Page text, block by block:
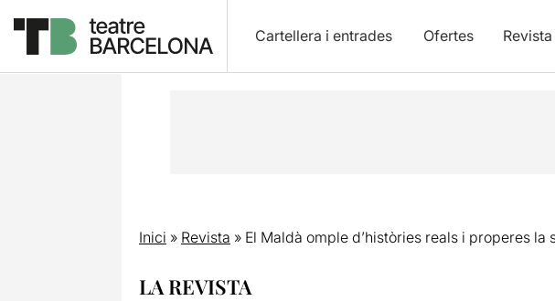
Cartellera i entrades Ofertes Revista
Inici » Revista » El Maldà omple d’històries reals i properes la
LA REVISTA